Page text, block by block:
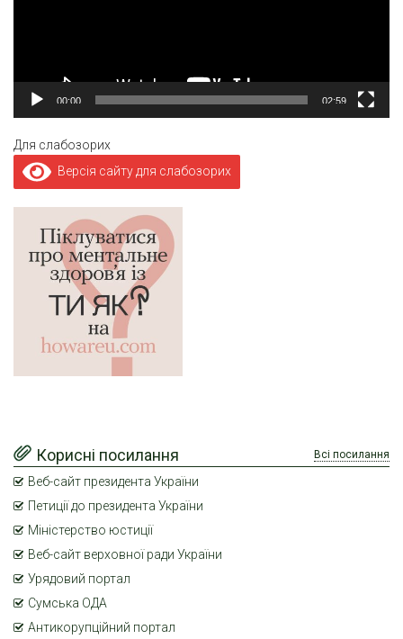
00:00 02:59
Для слабозорих
Версія сайту для слабозорих
Корисні посилання Всі посилання
Веб-сайт президента України
Петиції до президента України
Міністерство юстиції
Веб-сайт верховної ради України
Урядовий портал
Сумська ОДА
Антикорупційний портал